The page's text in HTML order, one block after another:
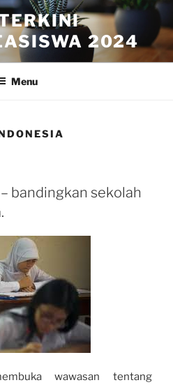
2024
Menu
bandingkan sekolah
wawasan tentang